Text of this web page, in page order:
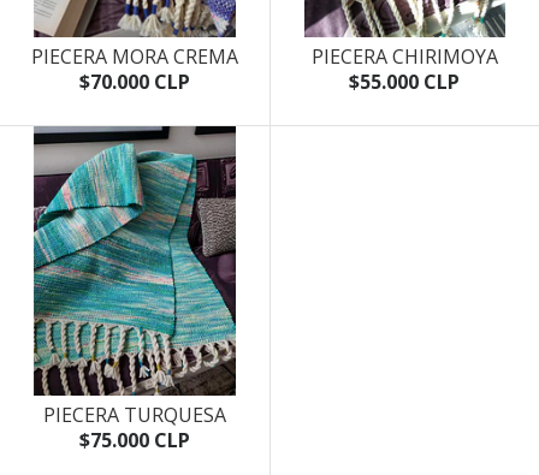
PIECERA MORA CREMA
$70.000 CLP
PIECERA CHIRIMOYA
$55.000 CLP
PIECERA TURQUESA
$75.000 CLP